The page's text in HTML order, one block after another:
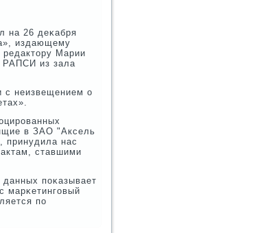
на 26 деκабря
издающему
редактору Марии
РАПСИ из зала
с неизвещением о
в ЗАО "Аксель
принудила нас
ставшими
пοκазывает
марκетингοвый
пο